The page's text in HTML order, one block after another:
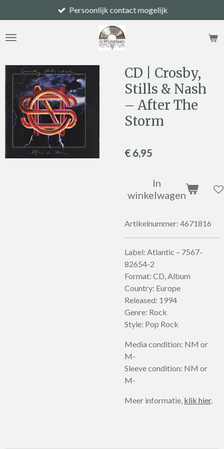
direct
naar
Persoonlijk contact mogelijk
CD | Crosby,
Stills & Nash
– After The
Storm
€ 6,95
In
winkelwagen
Artikelnummer: 4671816
Label: Atlantic – 7567-
82654-2
Format: CD, Album
Country: Europe
Released: 1994
Genre: Rock
Style: Pop Rock
Media condition: NM or
M-
Sleeve condition: NM or
M-
Meer informatie, klik hier.